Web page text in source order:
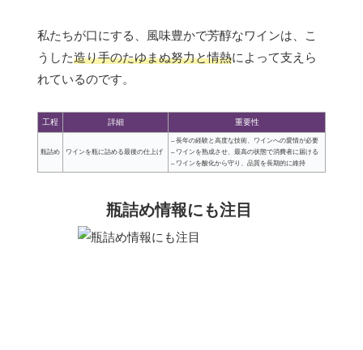
私たちが口にする、風味豊かで芳醇なワインは、こ
うした造り手のたゆまぬ努力と情熱によって支えら
れているのです。
工程 詳細 重要性
瓶詰め ワインを瓶に詰める最後の仕上げ
– 長年の経験と高度な技術、ワインへの愛情が必要
– ワインを熟成させ、最高の状態で消費者に届ける
– ワインを酸化から守り、品質を長期的に維持
瓶詰め情報にも注目